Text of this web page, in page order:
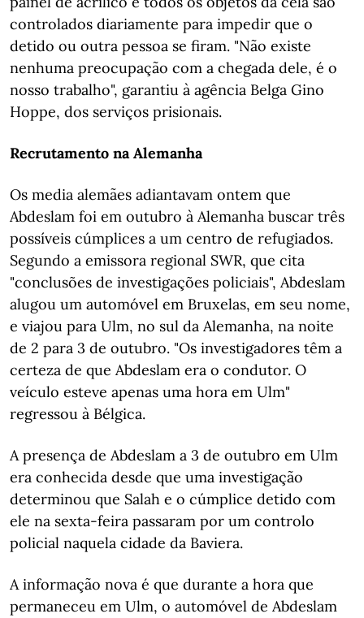
controlados diariamente para impedir que o
detido ou outra pessoa se firam. "Não existe
nenhuma preocupação com a chegada dele, é o
nosso trabalho", garantiu à agência Belga Gino
Hoppe, dos serviços prisionais.
Recrutamento na Alemanha
Os media alemães adiantavam ontem que
Abdeslam foi em outubro à Alemanha buscar três
possíveis cúmplices a um centro de refugiados.
Segundo a emissora regional SWR, que cita
"conclusões de investigações policiais", Abdeslam
alugou um automóvel em Bruxelas, em seu nome,
e viajou para Ulm, no sul da Alemanha, na noite
de 2 para 3 de outubro. "Os investigadores têm a
certeza de que Abdeslam era o condutor. O
veículo esteve apenas uma hora em Ulm"
regressou à Bélgica.
A presença de Abdeslam a 3 de outubro em Ulm
era conhecida desde que uma investigação
determinou que Salah e o cúmplice detido com
ele na sexta-feira passaram por um controlo
policial naquela cidade da Baviera.
A informação nova é que durante a hora que
permaneceu em Ulm, o automóvel de Abdeslam